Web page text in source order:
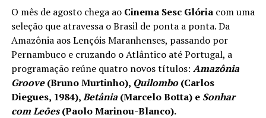
O mês de agosto chega ao Cinema Sesc Glóriacom uma
seleção que atravessa o Brasil de ponta a ponta. Da
Amazônia aos Lençóis Maranhenses, passando por
Pernambuco e cruzando o Atlântico até Portugal, a
programação reúne quatro novos títulos: Amazônia
Groove(Bruno Murtinho), Quilombo(Carlos
Diegues, 1984),Betânia(Marcelo Botta) e Sonhar
com Leões(Paolo Marinou-Blanco).